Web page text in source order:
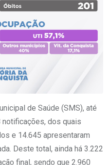
de Saúde (SMS), até
dos quais
e 14.645 apresentaram
Deste total, ainda há 3.222
final, sendo que 2.960